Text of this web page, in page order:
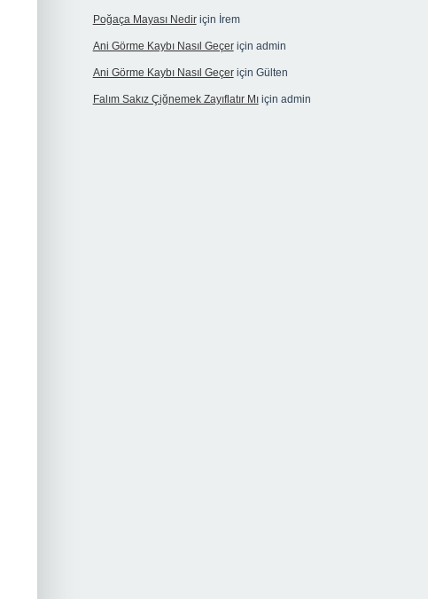
Poğaça Mayası Nediriçin İrem
Ani Görme Kaybı Nasıl Geçeriçin admin
Ani Görme Kaybı Nasıl Geçeriçin Gülten
Falım Sakız Çiğnemek Zayıflatır Mıiçin admin